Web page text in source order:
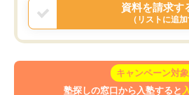
資料を請求す
（リストに追加
キャンペーン対
塾探しの窓口から入塾すると